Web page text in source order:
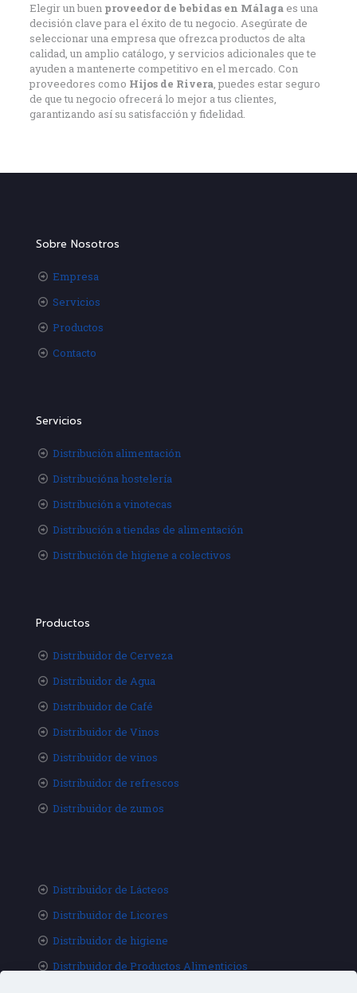
Elegir un buen proveedor de bebidas en Málagaes una
decisión clave para el éxito de tu negocio. Asegúrate de
seleccionar una empresa que ofrezca productos de alta
calidad, un amplio catálogo, y servicios adicionales que te
ayuden a mantenerte competitivo en el mercado. Con
proveedores como Hijos de Rivera, puedes estar seguro
de que tu negocio ofrecerá lo mejor a tus clientes,
garantizando así su satisfacción y fidelidad.
Sobre Nosotros
Empresa
Servicios
Productos
Contacto
Servicios
Distribución alimentación
Distribucióna hostelería
Distribución a vinotecas
Distribución a tiendas de alimentación
Distribución de higiene a colectivos
Productos
Distribuidor de Cerveza
Distribuidor de Agua
Distribuidor de Café
Distribuidor de Vinos
Distribuidor de vinos
Distribuidor de refrescos
Distribuidor de zumos
Distribuidor de Lácteos
Distribuidor de Licores
Distribuidor de higiene
Distribuidor de Productos Alimenticios